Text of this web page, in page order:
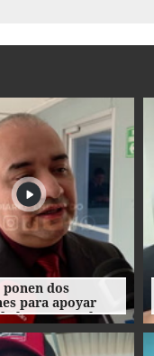
dos
para apoyar
la DNE en el
Nacional